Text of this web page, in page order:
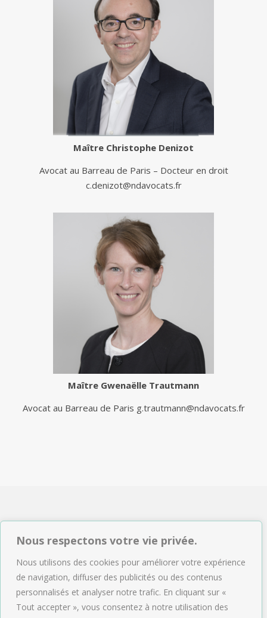
Nous respectons votre vie privée.
Nous utilisons des cookies pour améliorer votre expérience
de navigation, diffuser des publicités ou des contenus
personnalisés et analyser notre trafic. En cliquant sur «
Tout accepter », vous consentez à notre utilisation des
Maître Christophe Denizot
Avocat au Barreau de Paris – Docteur en droit
c.denizot@ndavocats.fr
Maître Gwenaëlle Trautmann
Avocat au Barreau de Paris g.trautmann@ndavocats.fr
NDAVOCATS Associés
Tél : 01.47.04.09.43
Email :accueil@ndavocats.fr